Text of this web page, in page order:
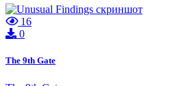
16
0
The 9th Gate